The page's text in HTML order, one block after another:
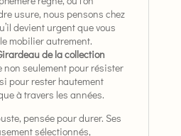
usure, nous pensons chez
devient urgent que vous
mobilier autrement.
de la collection
non seulement pour résister
pour rester hautement
à travers les années.
pensée pour durer. Ses
sélectionnés,